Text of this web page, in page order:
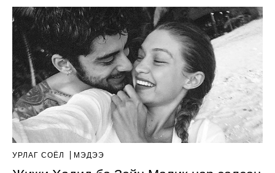
УРЛАГ СОЁЛ МЭДЭЭ